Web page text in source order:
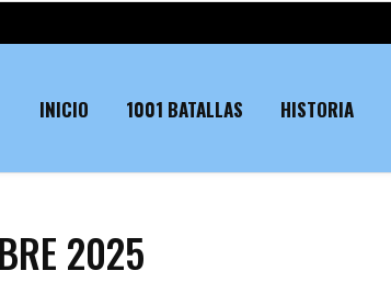
INICIO 1001 BATALLAS HISTORIA
2025